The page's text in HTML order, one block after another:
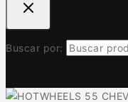
Buscar por: